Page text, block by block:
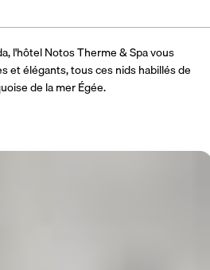
l'hôtel Notos Therme & Spa vous
et élégants, tous ces nids habillés de
de la mer Égée.